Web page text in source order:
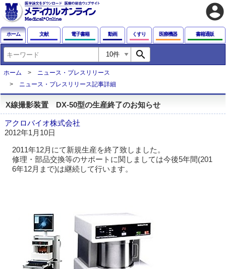
account_circle
ホーム 文献 電子書籍 動画 くすり 医療機器 書籍通販
search
ホーム
ニュース・プレスリリース
ニュース・プレスリリース記事詳細
X線撮影装置 DX-50型の生産終了のお知らせ
アクロバイオ株式会社
2012年1月10日
2011年12月にて新規生産を終了致しました。
修理・部品交換等のサポートに関しましては今後5年間(201
6年12月まで)は継続して行います。